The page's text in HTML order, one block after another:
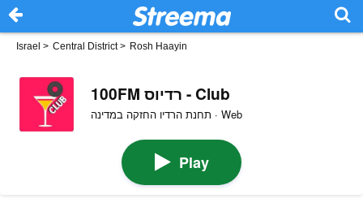
Israel > Central District> Rosh Haayin
100FM רדיוס - Club
תחנת הרדיו החזקה במדינה · Web
Play